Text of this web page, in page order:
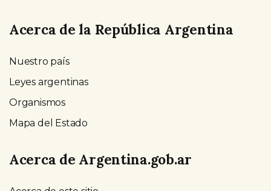
Acerca de la República Argentina
Nuestro país
Leyes argentinas
Organismos
Mapa del Estado
Acerca de Argentina.gob.ar